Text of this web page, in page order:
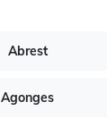
Abrest
Agonges